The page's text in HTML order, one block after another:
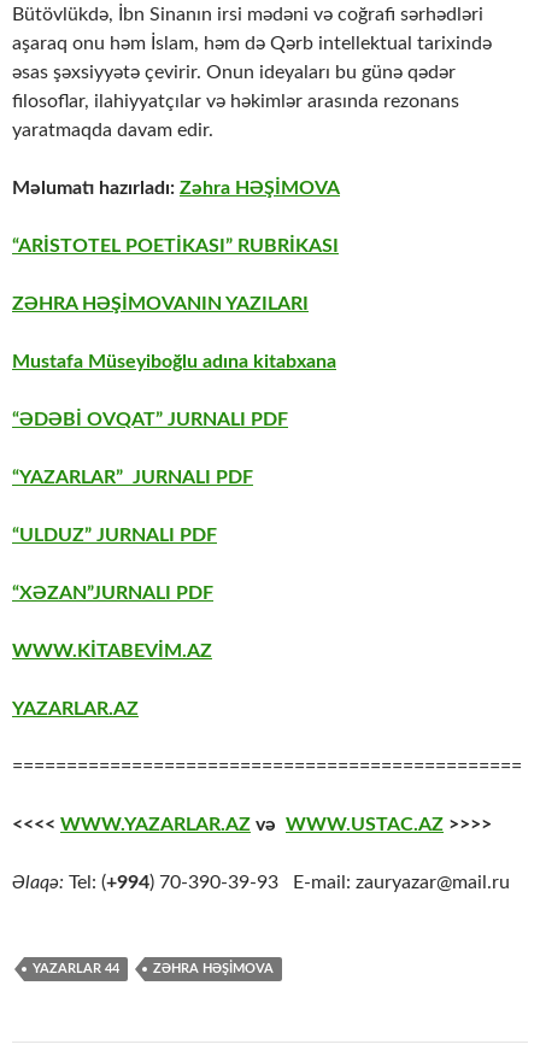
Bütövlükdə, İbn Sinanın irsi mədəni və coğrafi sərhədləri
aşaraq onu həm İslam, həm də Qərb intellektual tarixində
əsas şəxsiyyətə çevirir. Onun ideyaları bu günə qədər
filosoflar, ilahiyyatçılar və həkimlər arasında rezonans
yaratmaqda davam edir.
Məlumatı hazırladı: Zəhra HƏŞİMOVA
“ARİSTOTEL POETİKASI” RUBRİKASI
ZƏHRA HƏŞİMOVANIN YAZILARI
Mustafa Müseyiboğlu adına kitabxana
“ƏDƏBİ OVQAT” JURNALI PDF
“YAZARLAR” JURNALI PDF
“ULDUZ” JURNALI PDF
“XƏZAN”JURNALI PDF
WWW.KİTABEVİM.AZ
YAZARLAR.AZ
===============================================
<<<< WWW.YAZARLAR.AZ və WWW.USTAC.AZ >>>>
Əlaqə: Tel: (+994) 70-390-39-93 E-mail: zauryazar@mail.ru
YAZARLAR 44 ZƏHRA HƏŞIMOVA